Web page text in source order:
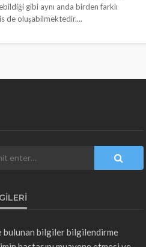
gibi aynı anda birden farklı
de oluşabilmektedir....
bulunan bilgiler bilgilendirme